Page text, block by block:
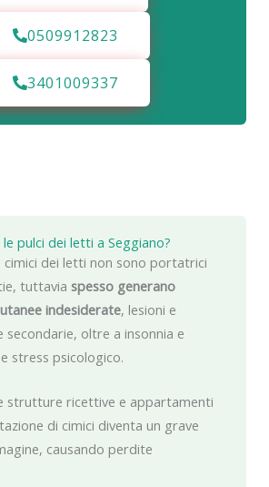
0509912823
3401009337
pulci dei letti a Seggiano?
cimici dei letti non sono portatrici
tuttavia spesso generano
indesiderate, lesioni e
secondarie, oltre a insonnia e
stress psicologico.
strutture ricettive e appartamenti
di cimici diventa un grave
causando perdite